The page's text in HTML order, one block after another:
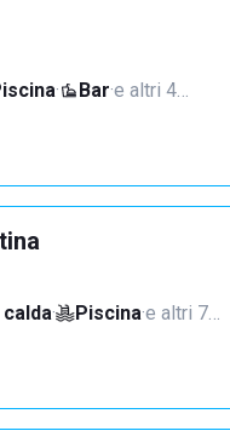
· Bar·e altri 4…
· Piscina·e altri 7…